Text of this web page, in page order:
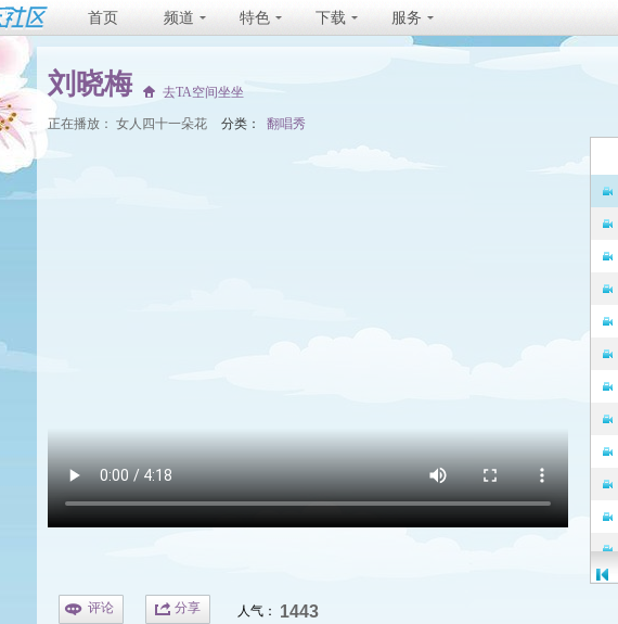
首页 频道 特色 下载 服务
刘晓梅 去TA空间坐坐
正在播放： 女人四十一朵花 分类：
翻唱秀
评论 分享 人气： 1443